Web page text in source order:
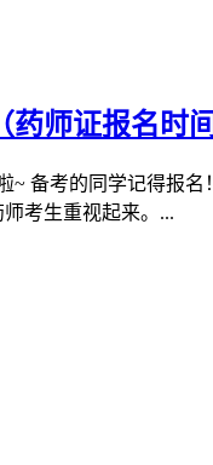
师证报名时
~ 备考的同学记得报
考生重视起来。...